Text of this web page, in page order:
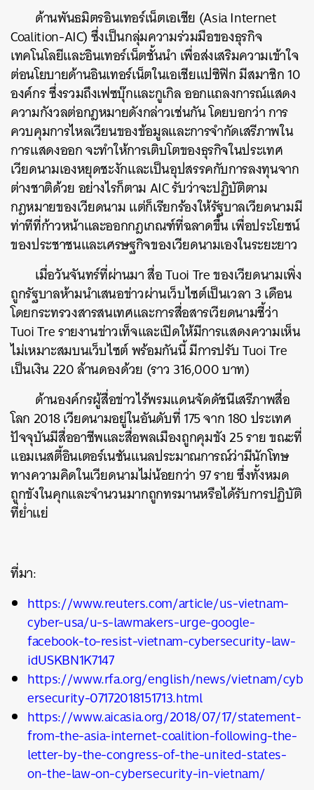
ด้านพันธมิตรอินเทอร์เน็ตเอเชีย (Asia Internet
Coalition-AIC) ซึ่งเป็นกลุ่มความร่วมมือของธุรกิจ
เทคโนโลยีและอินเทอร์เน็ตชั้นนำ เพื่อส่งเสริมความเข้าใจ
ต่อนโยบายด้านอินเทอร์เน็ตในเอเชียแปซิฟิก มีสมาชิก 10
องค์กร ซึ่งรวมถึงเฟซบุ๊กและกูเกิล ออกแถลงการณ์แสดง
ความกังวลต่อกฎหมายดังกล่าวเช่นกัน โดยบอกว่า การ
ควบคุมการไหลเวียนของข้อมูลและการจำกัดเสรีภาพใน
การแสดงออก จะทำให้การเติบโตของธุรกิจในประเทศ
เวียดนามเองหยุดชะงักและเป็นอุปสรรคกับการลงทุนจาก
ต่างชาติด้วย อย่างไรก็ตาม AIC รับว่าจะปฏิบัติตาม
กฎหมายของเวียดนาม แต่ก็เรียกร้องให้รัฐบาลเวียดนามมี
ท่าทีที่ก้าวหน้าและออกกฎเกณฑ์ที่ฉลาดขึ้น เพื่อประโยชน์
ของประชาชนและเศรษฐกิจของเวียดนามเองในระยะยาว
เมื่อวันจันทร์ที่ผ่านมา สื่อ Tuoi Tre ของเวียดนามเพิ่ง
ถูกรัฐบาลห้ามนำเสนอข่าวผ่านเว็บไซต์เป็นเวลา 3 เดือน
โดยกระทรวงสารสนเทศและการสื่อสารเวียดนามชี้ว่า
Tuoi Tre รายงานข่าวเท็จและเปิดให้มีการแสดงความเห็น
ไม่เหมาะสมบนเว็บไซต์ พร้อมกันนี้ มีการปรับ Tuoi Tre
เป็นเงิน 220 ล้านดองด้วย (ราว 316,000 บาท)
ด้านองค์กรผู้สื่อข่าวไร้พรมแดนจัดดัชนีเสรีภาพสื่อ
โลก 2018 เวียดนามอยู่ในอันดับที่ 175 จาก 180 ประเทศ
ปัจจุบันมีสื่ออาชีพและสื่อพลเมืองถูกคุมขัง 25 ราย ขณะที่
แอมเนสตี้อินเตอร์เนชันแนลประมาณการณ์ว่ามีนักโทษ
ทางความคิดในเวียดนามไม่น้อยกว่า 97 ราย ซึ่งทั้งหมด
ถูกขังในคุกและจำนวนมากถูกทรมานหรือได้รับการปฏิบัติ
ที่ย่ำแย่
ที่มา:
https://www.reuters.com/article/us-vietnam-
cyber-usa/u-s-lawmakers-urge-google-
facebook-to-resist-vietnam-cybersecurity-law-
idUSKBN1K7147
https://www.rfa.org/english/news/vietnam/cyb
ersecurity-07172018151713.html
https://www.aicasia.org/2018/07/17/statement-
from-the-asia-internet-coalition-following-the-
letter-by-the-congress-of-the-united-states-
on-the-law-on-cybersecurity-in-vietnam/
ค้นหา
SHARE TWEET LINE EMAIL